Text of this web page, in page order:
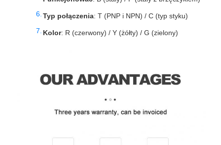
Typ połączenia: T (PNP i NPN) / C (typ styku)
Kolor: R (czerwony) / Y (żółty) / G (zielony)